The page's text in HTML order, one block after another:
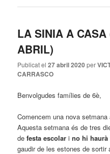
LA SINIA A CASA
ABRIL)
Publicat el27 abril 2020 per
CARRASCO
Benvolgudes famílies de 6è,
Comencem una nova
Aquesta setmana és de tres
defesta escolar ino hi
gaudir de les estones de sortir